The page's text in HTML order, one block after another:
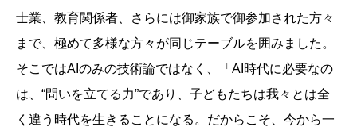
士業、教育関係者、さらには御家族で御参加された方々
まで、極めて多様な方々が同じテーブルを囲みました。
そこではAIのみの技術論ではなく、「AI時代に必要なの
は、“問いを立てる力”であり、子どもたちは我々とは全
く違う時代を生きることになる。だからこそ、今から一